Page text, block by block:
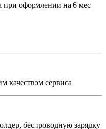
при оформлении на 6 мес
качеством сервиса
беспроводную зарядку